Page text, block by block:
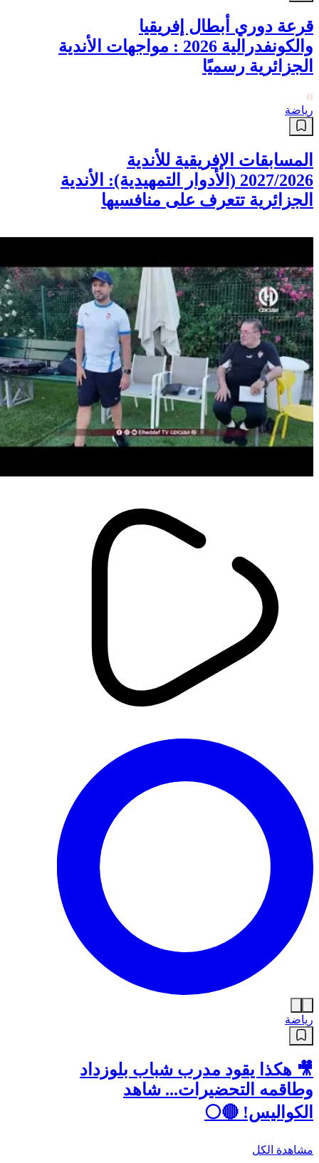
قرعة دوري أبطال إفريقيا
والكونفدرالية 2026 : مواجهات الأندية
الجزائرية رسميًا
رياضة
المسابقات الإفريقية للأندية
2027/2026 (الأدوار التمهيدية): الأندية
الجزائرية تتعرف على منافسيها
رياضة
🎥 هكذا يقود مدرب شباب بلوزداد
وطاقمه التحضيرات... شاهد
الكواليس! 🔴⚪
مشاهدة الكل